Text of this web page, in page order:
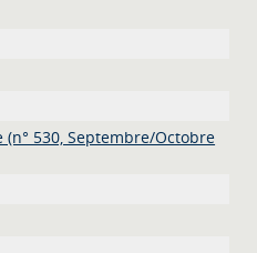
530, Septembre/Octobre